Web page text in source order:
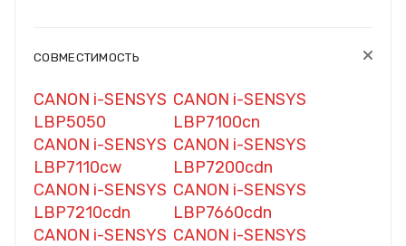
СОВМЕСТИМОСТЬ
CANON i-SENSYS
LBP5050
CANON i-SENSYS
LBP7100cn
CANON i-SENSYS
LBP7110cw
CANON i-SENSYS
LBP7200cdn
CANON i-SENSYS
LBP7210cdn
CANON i-SENSYS
LBP7660cdn
CANON i-SENSYS CANON i-SENSYS